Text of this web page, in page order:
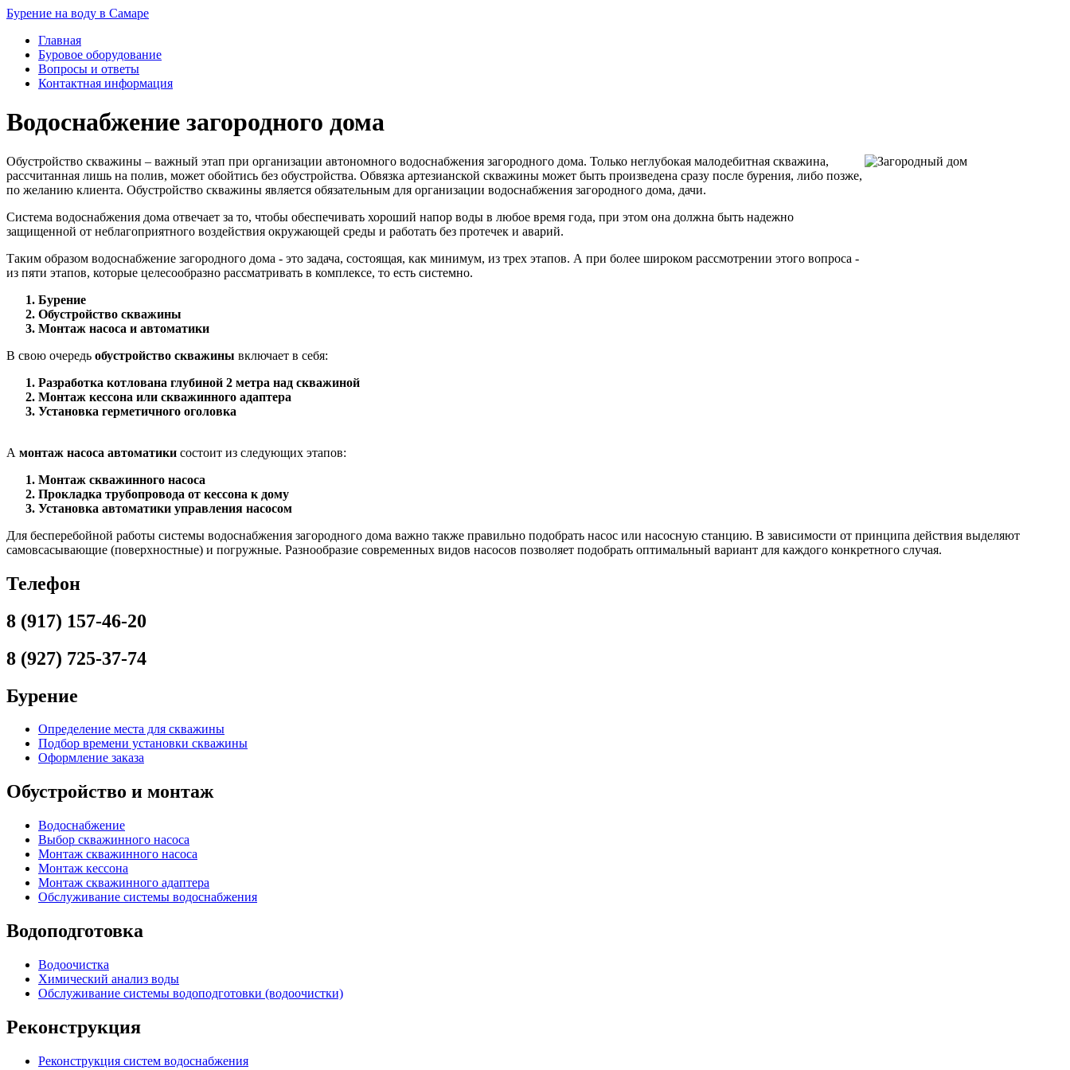
Бурение на воду в Самаре
Главная
Буровое оборудование
Вопросы и ответы
Контактная информация
Водоснабжение загородного дома
Обустройство скважины – важный этап при организации автономного водоснабжения загородного дома. Только неглубокая малодебитная скважина,
рассчитанная лишь на полив, может обойтись без обустройства. Обвязка артезианской скважины может быть произведена сразу после бурения, либо позже,
по желанию клиента. Обустройство скважины является обязательным для организации водоснабжения загородного дома, дачи.
Система водоснабжения дома отвечает за то, чтобы обеспечивать хороший напор воды в любое время года, при этом она должна быть надежно
защищенной от неблагоприятного воздействия окружающей среды и работать без протечек и аварий.
Таким образом водоснабжение загородного дома - это задача, состоящая, как минимум, из трех этапов. А при более широком рассмотрении этого вопроса -
из пяти этапов, которые целесообразно рассматривать в комплексе, то есть системно.
Бурение
Обустройство скважины
Монтаж насоса и автоматики
В свою очередь обустройство скважины включает в себя:
Разработка котлована глубиной 2 метра над скважиной
Монтаж кессона или скважинного адаптера
Установка герметичного оголовка
А монтаж насоса автоматики состоит из следующих этапов:
Монтаж скважинного насоса
Прокладка трубопровода от кессона к дому
Установка автоматики управления насосом
Для бесперебойной работы системы водоснабжения загородного дома важно также правильно подобрать насос или насосную станцию. В зависимости от принципа действия выделяют
самовсасывающие (поверхностные) и погружные. Разнообразие современных видов насосов позволяет подобрать оптимальный вариант для каждого конкретного случая.
Телефон
8 (917) 157-46-20
8 (927) 725-37-74
Бурение
Определение места для скважины
Подбор времени установки скважины
Оформление заказа
Обустройство и монтаж
Водоснабжение
Выбор скважинного насоса
Монтаж скважинного насоса
Монтаж кессона
Монтаж скважинного адаптера
Обслуживание системы водоснабжения
Водоподготовка
Водоочистка
Химический анализ воды
Обслуживание системы водоподготовки (водоочистки)
Реконструкция
Реконструкция систем водоснабжения